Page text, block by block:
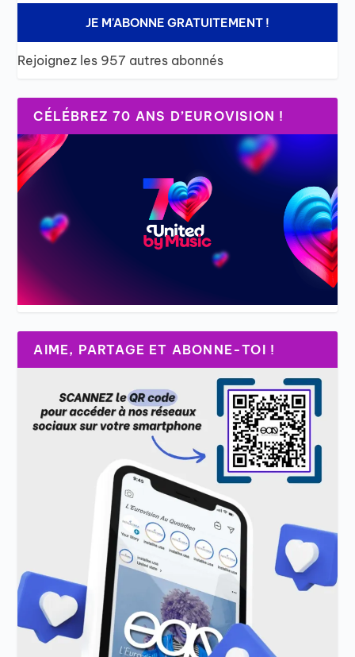
JE M'ABONNE GRATUITEMENT !
Rejoignez les 957 autres abonnés
CÉLÉBREZ 70 ANS D’EUROVISION !
AIME, PARTAGE ET ABONNE-TOI !